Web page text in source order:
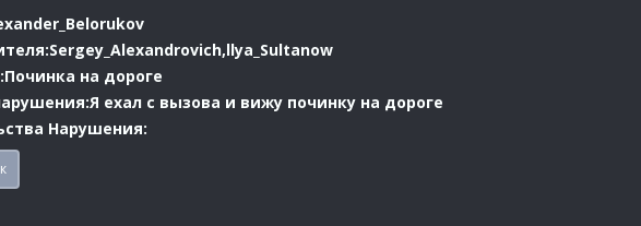
на дороге
ехал с вызова и вижу починку на дороге
Нарушения: